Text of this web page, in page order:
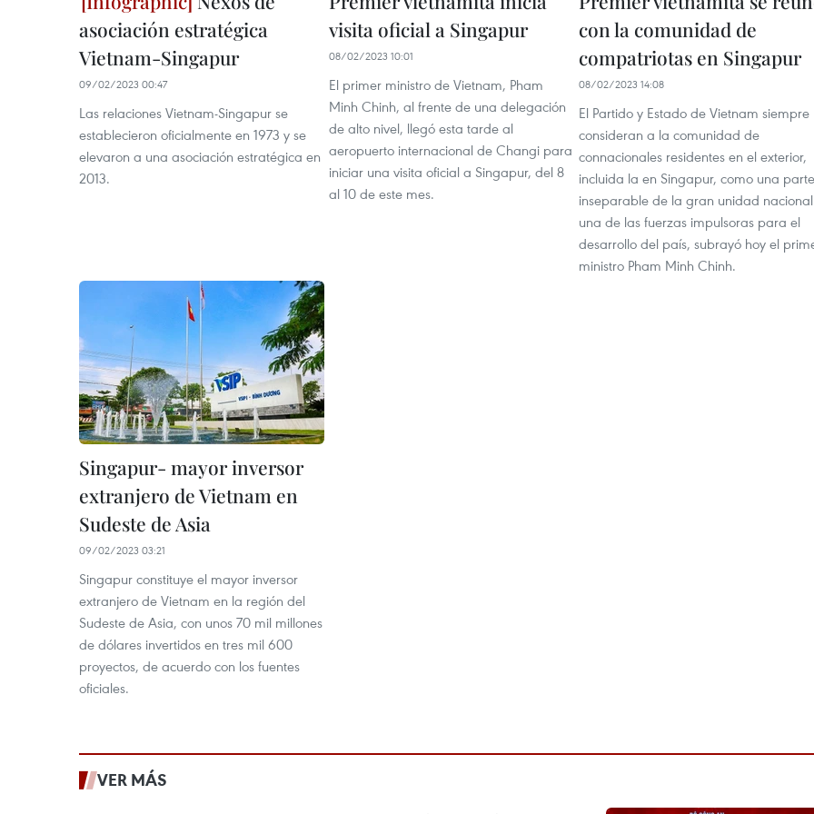
asociación estratégica
Vietnam-Singapur
09/02/2023 00:47
Las relaciones Vietnam-Singapur se
establecieron oficialmente en 1973 y se
elevaron a una asociación estratégica en
2013.
visita oficial a Singapur
08/02/2023 10:01
El primer ministro de Vietnam, Pham
Minh Chinh, al frente de una delegación
de alto nivel, llegó esta tarde al
aeropuerto internacional de Changi para
iniciar una visita oficial a Singapur, del 8
al 10 de este mes.
con la comunidad de
compatriotas en Singapur
08/02/2023 14:08
El Partido y Estado de Vietnam siempre
consideran a la comunidad de
connacionales residentes en el exterior,
incluida la en Singapur, como una parte
inseparable de la gran unidad
una de las fuerzas impulsoras para el
desarrollo del país, subrayó hoy el
ministro Pham Minh Chinh.
Singapur- mayor inversor
extranjero de Vietnam en
Sudeste de Asia
09/02/2023 03:21
Singapur constituye el mayor inversor
extranjero de Vietnam en la región del
Sudeste de Asia, con unos 70 mil millones
de dólares invertidos en tres mil 600
proyectos, de acuerdo con los fuentes
oficiales.
VER MÁS